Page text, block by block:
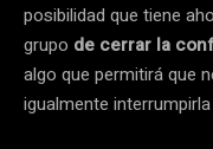
posibilidad que tiene
grupo de cerrar la
algo que permitirá que
igualmente